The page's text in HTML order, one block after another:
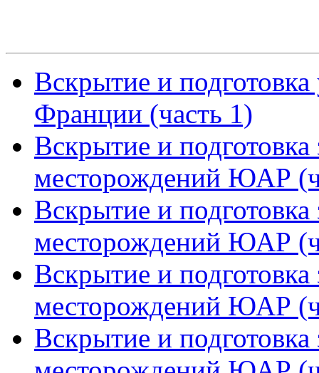
Вскрытие и
Франции (часть 1)
Вскрытие и
месторождений ЮАР
Вскрытие и
месторождений ЮАР
Вскрытие и
месторождений ЮАР
Вскрытие и